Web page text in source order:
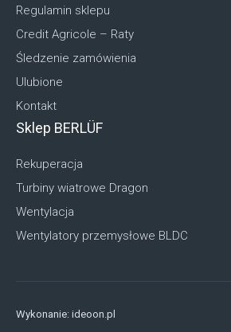
Regulamin sklepu
Credit Agricole – Raty
Śledzenie zamówienia
Ulubione
Kontakt
Sklep BERLÜF
Rekuperacja
Turbiny wiatrowe Dragon
Wentylacja
Wentylatory przemysłowe BLDC
Wykonanie: ideoon.pl